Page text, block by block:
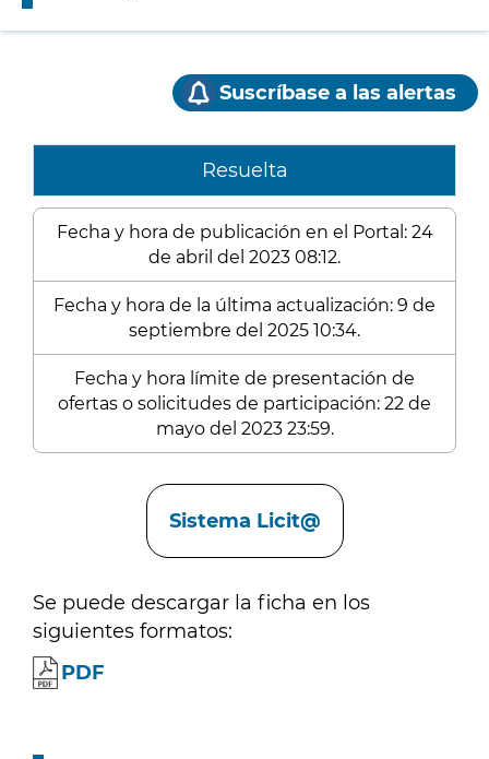
Suscríbase a las alertas
Resuelta
Fecha y hora de publicación en el Portal: 24
de abril del 2023 08:12.
Fecha y hora de la última actualización: 9 de
septiembre del 2025 10:34.
Fecha y hora límite de presentación de
ofertas o solicitudes de participación: 22 de
mayo del 2023 23:59.
Sistema Licit@
Se puede descargar la ficha en los
siguientes formatos:
PDF